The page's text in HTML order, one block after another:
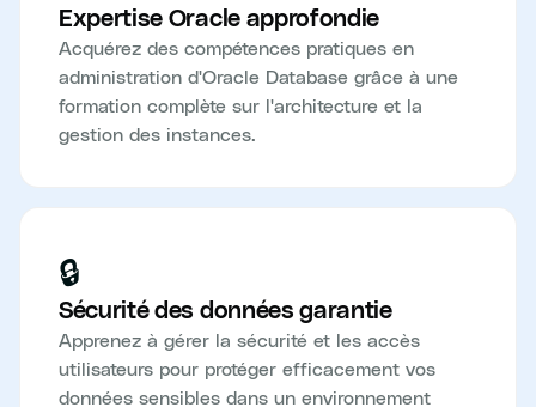
Expertise Oracle approfondie
Acquérez des compétences pratiques en
administration d'Oracle Database grâce à une
formation complète sur l'architecture et la
gestion des instances.
🔒
Sécurité des données garantie
Apprenez à gérer la sécurité et les accès
utilisateurs pour protéger efficacement vos
données sensibles dans un environnement